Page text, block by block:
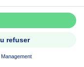
nous
premier.